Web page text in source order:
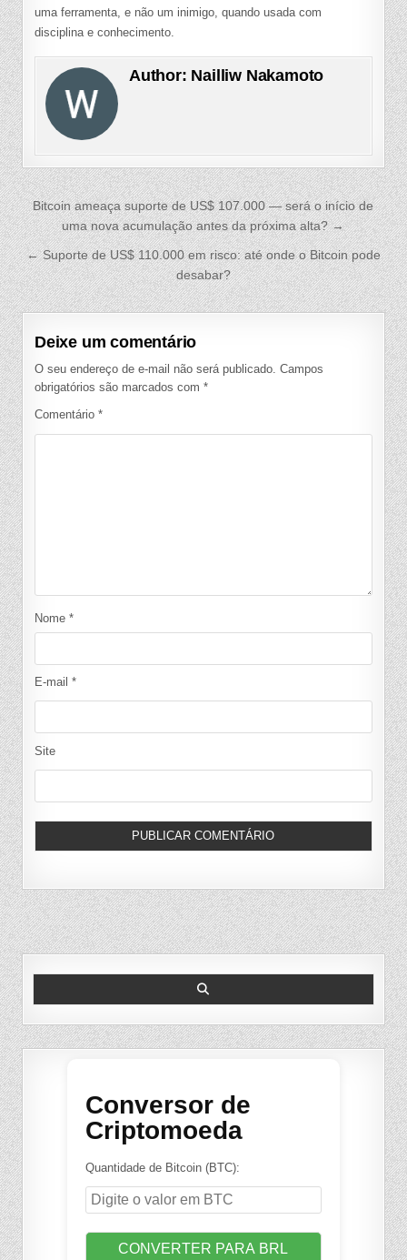
uma ferramenta, e não um inimigo, quando usada com
disciplina e conhecimento.
Author: Nailliw Nakamoto
Navegação
de
Post
Bitcoin ameaça suporte de US$ 107.000 — será o início de
uma nova acumulação antes da próxima alta? →
← Suporte de US$ 110.000 em risco: até onde o Bitcoin pode
desabar?
Deixe um comentário
O seu endereço de e-mail não será publicado. Campos
obrigatórios são marcados com*
Comentário*
Nome*
E-mail*
Site
Search
Conversor de
Criptomoeda
Quantidade de Bitcoin (BTC):
CONVERTER PARA BRL